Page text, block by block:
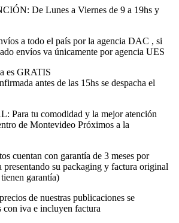
De Lunes a Viernes de 9 a 19hs y
a todo el país por la agencia DAC , si
envíos va únicamente por agencia UES
es GRATIS
antes de las 15hs se despacha el
Para tu comodidad y la mejor atención
de Montevideo Próximos a la
cuentan con garantía de 3 meses por
presentando su packaging y factura original
garantía)
de nuestras publicaciones se
con iva e incluyen factura